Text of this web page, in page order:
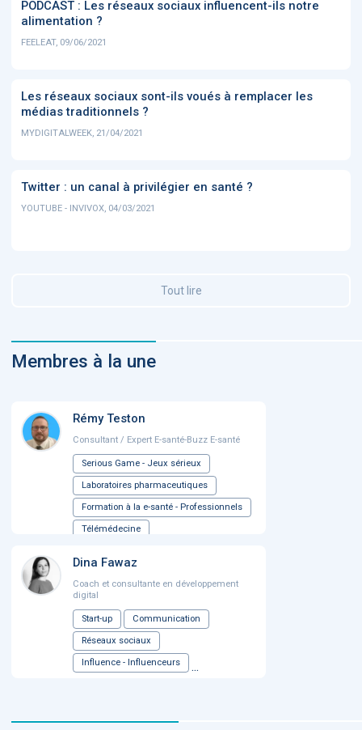
PODCAST : Les réseaux sociaux influencent-ils notre
alimentation ?
FEELEAT, 09/06/2021
Les réseaux sociaux sont-ils voués à remplacer les
médias traditionnels ?
MYDIGITALWEEK, 21/04/2021
Twitter : un canal à privilégier en santé ?
YOUTUBE - INVIVOX, 04/03/2021
Tout lire
Membres à la une
Rémy Teston
Consultant / Expert E-santé-Buzz E-santé
Serious Game - Jeux sérieux
Laboratoires pharmaceutiques
Formation à la e-santé - Professionnels
Télémédecine
Dina Fawaz
Coach et consultante en développement
digital
Start-up Communication
Réseaux sociaux
Influence - Influenceurs ...